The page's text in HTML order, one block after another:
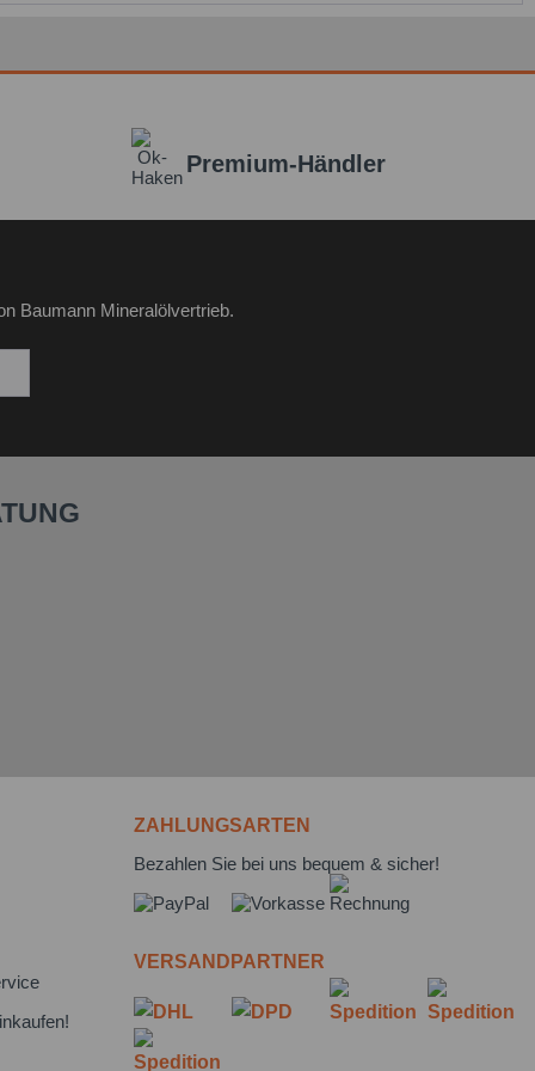
Premium-Händler
Baumann Mineralölvertrieb.
ZAHLUNGSARTEN
Bezahlen Sie bei uns bequem & sicher!
VERSANDPARTNER